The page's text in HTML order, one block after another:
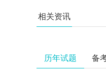
相关资讯
历年试题 备